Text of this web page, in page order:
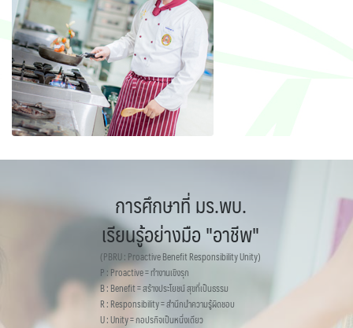
การศึกษาที่ มร.พบ.
เรียนรู้อย่างมือ "อาชีพ"
(PBRU : Proactive Benefit Responsibility Unity)
P : Proactive = ทำงานเขิงรุก
B : Benefit = สร้างประโยชน์ สุขที่เป็นธรรม
R : Responsibility = สำนึกนำความรู้ผิดชอบ
U : Unity = กอปรกิจเป็นหนึ่งเดียว